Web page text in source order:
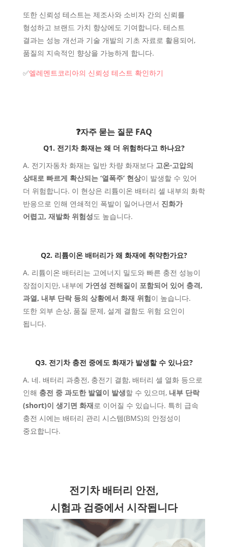
또한 신뢰성 테스트는 제조사와 소비자 간의 신뢰를
형성하고 브랜드 가치 향상에도 기여합니다. 테스트
결과는 성능 개선과 기술 개발의 기초 자료로 활용되어,
품질의 지속적인 향상을 가능하게 합니다.
✅엘레멘트코리아의 신뢰성 테스트 확인하기
❓자주 묻는 질문 FAQ
Q1. 전기차 화재는 왜 더 위험하다고 하나요?
A. 전기자동차 화재는 일반 차량 화재보다 고온·고압의
상태로 빠르게 확산되는 ‘열폭주’ 현상이 발생할 수 있어
더 위험합니다. 이 현상은 리튬이온 배터리 셀 내부의 화학
반응으로 인해 연쇄적인 폭발이 일어나면서 진화가
어렵고, 재발화 위험성도 높습니다.
Q2. 리튬이온 배터리가 왜 화재에 취약한가요?
A. 리튬이온 배터리는 고에너지 밀도와 빠른 충전 성능이
장점이지만, 내부에 가연성 전해질이 포함되어 있어 충격,
과열, 내부 단락 등의 상황에서 화재 위험이 높습니다.
또한 외부 손상, 품질 문제, 설계 결함도 위험 요인이
됩니다.
Q3. 전기차 충전 중에도 화재가 발생할 수 있나요?
A. 네. 배터리 과충전, 충전기 결함, 배터리 셀 열화 등으로
인해 충전 중 과도한 발열이 발생할 수 있으며, 내부 단락
(short)이 생기면 화재로 이어질 수 있습니다. 특히 급속
충전 시에는 배터리 관리 시스템(BMS)의 안정성이
중요합니다.
전기차 배터리 안전,
시험과 검증에서 시작됩니다